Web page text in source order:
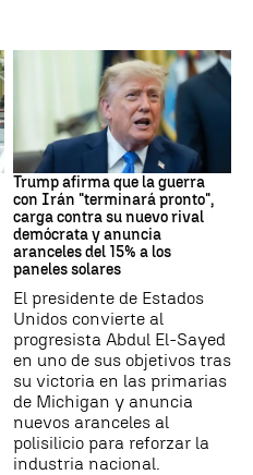
Trump
Trump afirma que la guerra
con Irán "terminará pronto",
carga contra su nuevo rival
demócrata y anuncia
aranceles del 15% a los
paneles solares
El presidente de Estados
Unidos convierte al
progresista Abdul El-Sayed
en uno de sus objetivos tras
su victoria en las primarias
de Michigan y anuncia
nuevos aranceles al
polisilicio para reforzar la
industria nacional.